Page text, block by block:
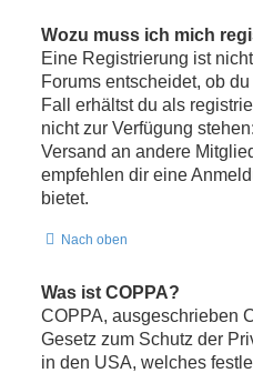
Wozu muss ich mich
Eine Registrierung ist
Forums entscheidet, ob
Fall erhältst du als
nicht zur Verfügung
Versand an andere
empfehlen dir eine
bietet.
Nach oben
Was ist COPPA?
COPPA, ausgeschrieben
Gesetz zum Schutz der
in den USA, welches